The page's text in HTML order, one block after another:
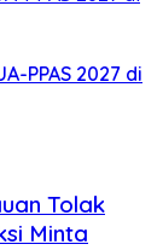
PPAS 2027 di
Tolak
Minta